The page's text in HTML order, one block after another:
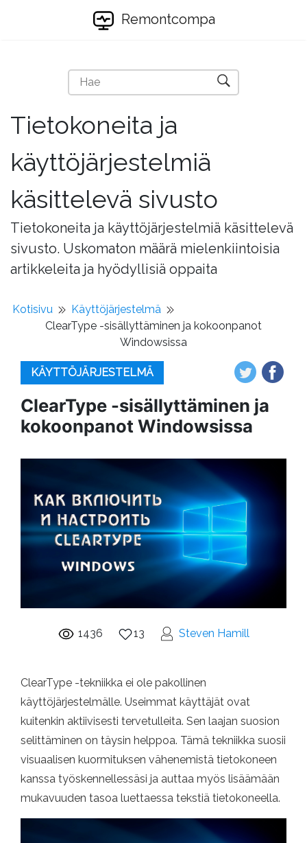
Remontcompa
Tietokoneita ja
käyttöjärjestelmiä
käsittelevä sivusto
Tietokoneita ja käyttöjärjestelmiä käsittelevä
sivusto. Uskomaton määrä mielenkiintoisia
artikkeleita ja hyödyllisiä oppaita
Kotisivu
Käyttöjärjestelmä
ClearType -sisällyttäminen ja kokoonpanot
Windowsissa
KÄYTTÖJÄRJESTELMÄ
ClearType -sisällyttäminen ja
kokoonpanot Windowsissa
1436 13 Steven Hamill
ClearType -tekniikka ei ole pakollinen
käyttöjärjestelmälle. Useimmat käyttäjät ovat
kuitenkin aktiivisesti tervetulleita. Sen laajan suosion
selittäminen on täysin helppoa. Tämä tekniikka suosii
visuaalisen kuormituksen vähenemistä tietokoneen
kanssa työskennellessäsi ja auttaa myös lisäämään
mukavuuden tasoa luettaessa tekstiä tietokoneella.